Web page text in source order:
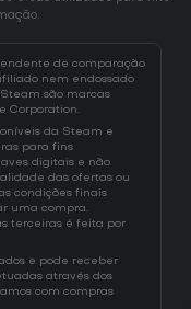
de comparação
nem endossado
são marcas
Corporation.
da Steam e
para fins
digitais e não
das ofertas ou
condições finais
uma compra.
terceiras é feita por
e pode receber
através dos
com compras